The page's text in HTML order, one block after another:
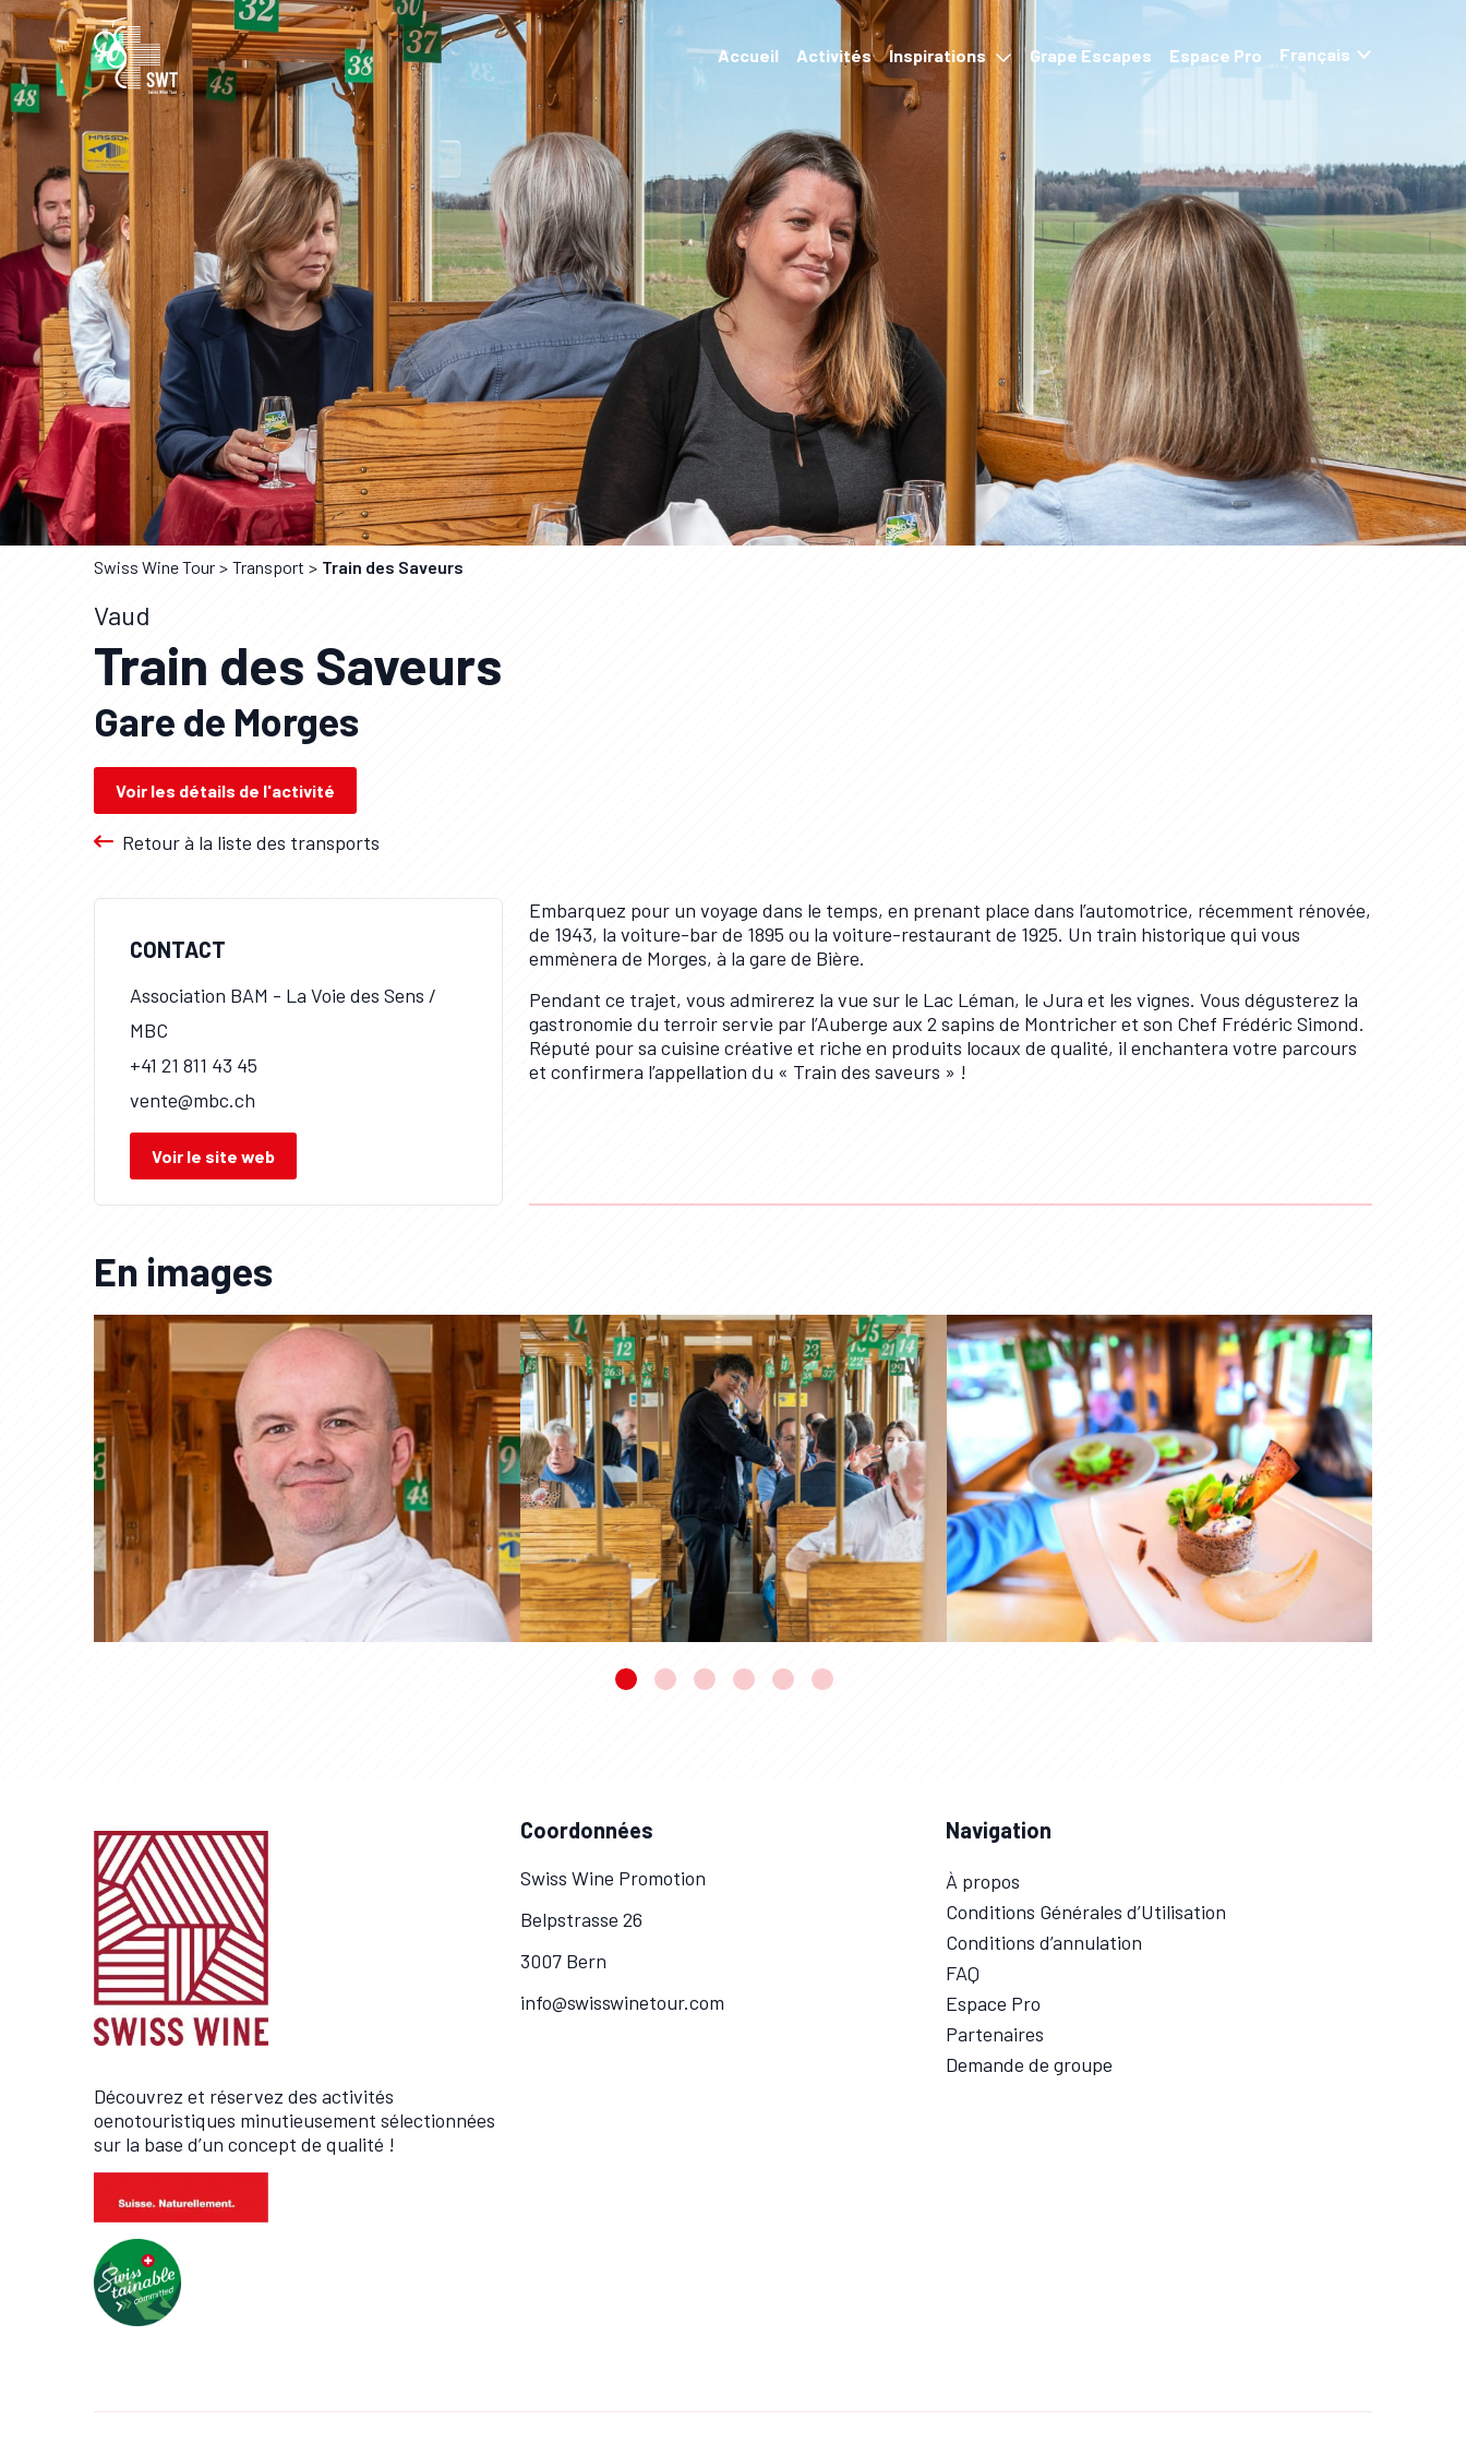
Accueil Activités Inspirations
Hébergements et
restauration
Randonnées et
transports
Grape Escapes Espace Pro
Swiss Wine Tour Transport Train des Saveurs
Vaud
Train des Saveurs
Gare de Morges
Voir les détails de l'activité
Retour à la liste des transports
CONTACT
Association BAM - La Voie des Sens /
MBC
+41 21 811 43 45
vente@mbc.ch
Voir le site web
Embarquez pour un voyage dans le temps, en prenant place dans l’automotrice, récemment rénovée,
de 1943, la voiture-bar de 1895 ou la voiture-restaurant de 1925. Un train historique qui vous
emmènera de Morges, à la gare de Bière.
Pendant ce trajet, vous admirerez la vue sur le Lac Léman, le Jura et les vignes. Vous dégusterez la
gastronomie du terroir servie par l’Auberge aux 2 sapins de Montricher et son Chef Frédéric Simond.
Réputé pour sa cuisine créative et riche en produits locaux de qualité, il enchantera votre parcours
et confirmera l’appellation du « Train des saveurs » !
En images
Découvrez et réservez des activités
oenotouristiques minutieusement sélectionnées
sur la base d’un concept de qualité !
Coordonnées
Swiss Wine Promotion
Belpstrasse 26
3007 Bern
info@swisswinetour.com
Navigation
À propos
Conditions Générales d’Utilisation
Conditions d’annulation
FAQ
Espace Pro
Partenaires
Demande de groupe